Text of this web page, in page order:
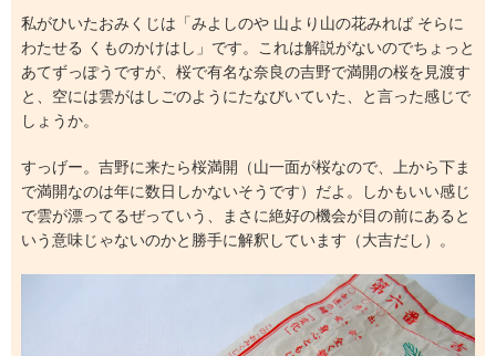
私がひいたおみくじは「みよしのや 山より山の花みれば そらに
わたせる くものかけはし」です。これは解説がないのでちょっと
あてずっぽうですが、桜で有名な奈良の吉野で満開の桜を見渡す
と、空には雲がはしごのようにたなびいていた、と言った感じで
しょうか。
すっげー。吉野に来たら桜満開（山一面が桜なので、上から下ま
で満開なのは年に数日しかないそうです）だよ。しかもいい感じ
で雲が漂ってるぜっていう、まさに絶好の機会が目の前にあると
いう意味じゃないのかと勝手に解釈しています（大吉だし）。